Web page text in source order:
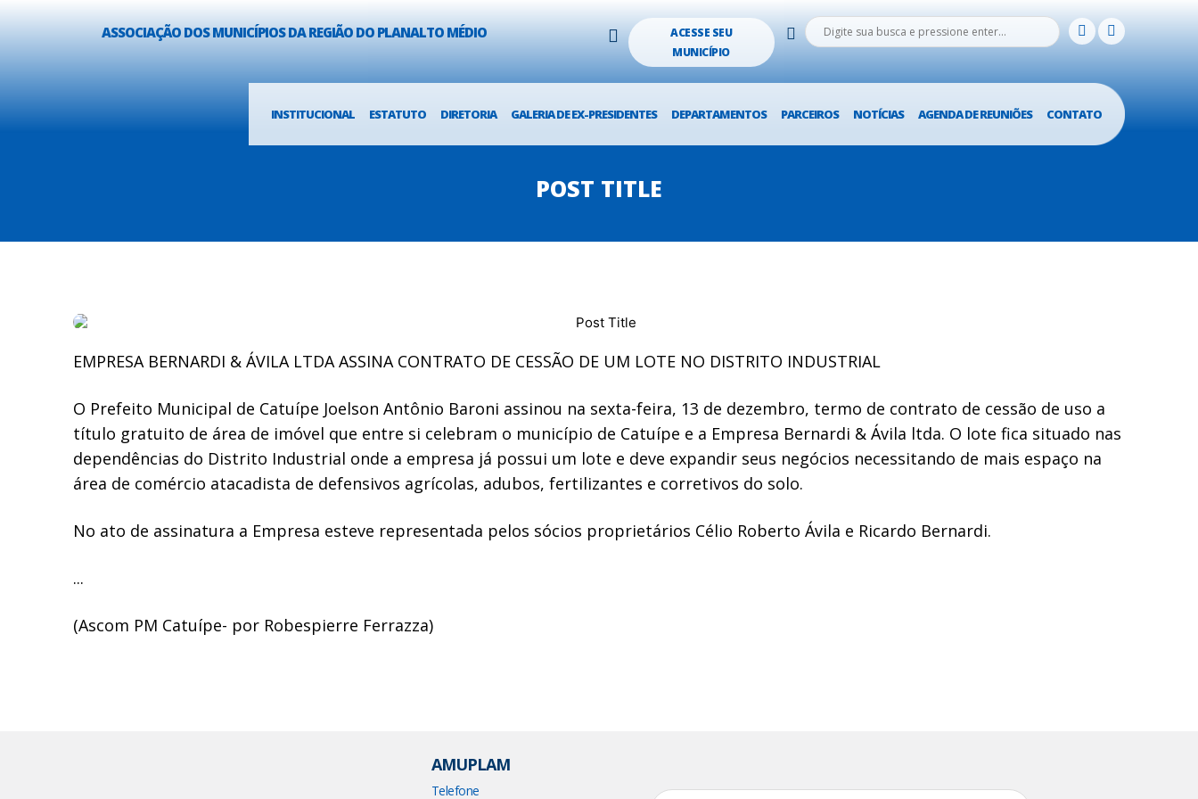
ASSOCIAÇÃO DOS MUNICÍPIOS DA REGIÃO DO PLANALTO MÉDIO
ACESSE SEU
MUNICÍPIO
INSTITUCIONAL ESTATUTO DIRETORIA GALERIA DE EX-PRESIDENTES DEPARTAMENTOS PARCEIROS NOTÍCIAS AGENDA DE REUNIÕES CONTATO
POST TITLE
EMPRESA BERNARDI & ÁVILA LTDA ASSINA CONTRATO DE CESSÃO DE UM LOTE NO DISTRITO INDUSTRIAL
O Prefeito Municipal de Catuípe Joelson Antônio Baroni assinou na sexta-feira, 13 de dezembro, termo de contrato de cessão de uso a
título gratuito de área de imóvel que entre si celebram o município de Catuípe e a Empresa Bernardi & Ávila ltda. O lote fica situado nas
dependências do Distrito Industrial onde a empresa já possui um lote e deve expandir seus negócios necessitando de mais espaço na
área de comércio atacadista de defensivos agrícolas, adubos, fertilizantes e corretivos do solo.
No ato de assinatura a Empresa esteve representada pelos sócios proprietários Célio Roberto Ávila e Ricardo Bernardi.
...
(Ascom PM Catuípe- por Robespierre Ferrazza)
AMUPLAM
Telefone